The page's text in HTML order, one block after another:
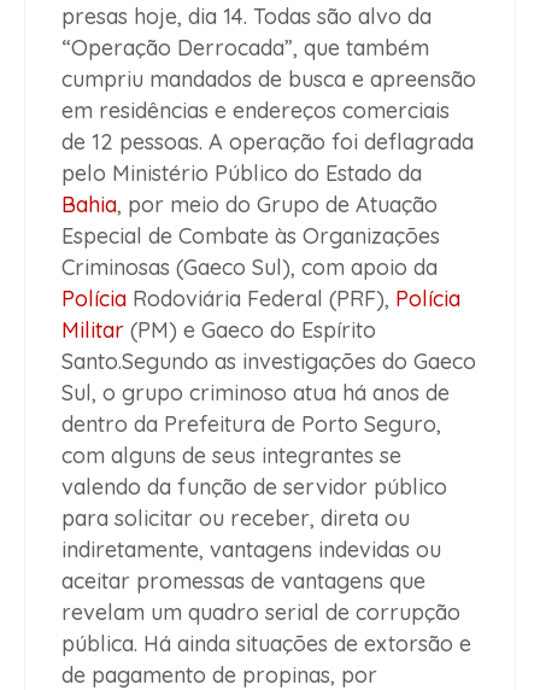
presas hoje, dia 14. Todas são alvo da
“Operação Derrocada”, que também
cumpriu mandados de busca e apreensão
em residências e endereços comerciais
de 12 pessoas. A operação foi deflagrada
pelo Ministério Público do Estado da
Bahia, por meio do Grupo de Atuação
Especial de Combate às Organizações
Criminosas (Gaeco Sul), com apoio da
Polícia Rodoviária Federal (PRF), Polícia
Militar (PM) e Gaeco do Espírito
Santo.Segundo as investigações do Gaeco
Sul, o grupo criminoso atua há anos de
dentro da Prefeitura de Porto Seguro,
com alguns de seus integrantes se
valendo da função de servidor público
para solicitar ou receber, direta ou
indiretamente, vantagens indevidas ou
aceitar promessas de vantagens que
revelam um quadro serial de corrupção
pública. Há ainda situações de extorsão e
de pagamento de propinas, por